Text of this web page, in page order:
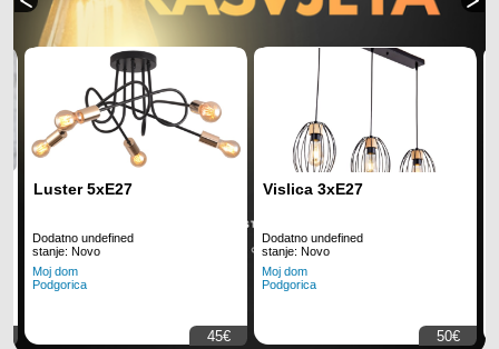
Luster 5xE27
Dodatno undefined
stanje: Novo
Moj dom
Podgorica
45€
Vislica 3xE27
Dodatno undefined
stanje: Novo
Moj dom
Podgorica
50€